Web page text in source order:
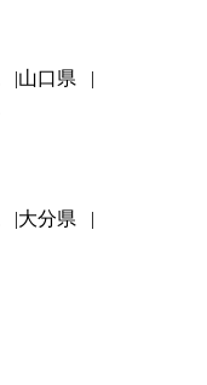
山口県
大分県